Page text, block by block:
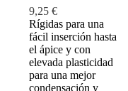
9,25 €
Rígidas para una
fácil inserción hasta
el ápice y con
elevada plasticidad
para una mejor
condensación y